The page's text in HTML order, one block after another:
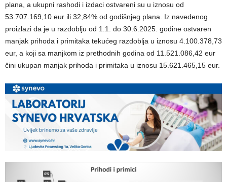
plana, a ukupni rashodi i izdaci ostvareni su u iznosu od
53.707.169,10 eur ili 32,84% od godišnjeg plana. Iz navedenog
proizlazi da je u razdoblju od 1.1. do 30.6.2025. godine ostvaren
manjak prihoda i primitaka tekućeg razdoblja u iznosu 4.100.378,73
eur, a koji sa manjkom iz prethodnih godina od 11.521.086,42 eur
čini ukupan manjak prihoda i primitaka u iznosu 15.621.465,15 eur.